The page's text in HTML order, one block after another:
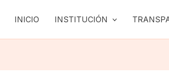
INICIO INSTITUCIÓN